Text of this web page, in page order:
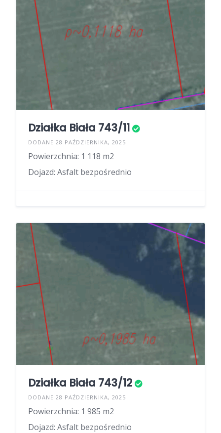
Działka Biała 743/11
DODANE 28 PAŹDZIERNIKA, 2025
Powierzchnia: 1 118 m2
Dojazd: Asfalt bezpośrednio
Działka Biała 743/12
DODANE 28 PAŹDZIERNIKA, 2025
Powierzchnia: 1 985 m2
Dojazd: Asfalt bezpośrednio